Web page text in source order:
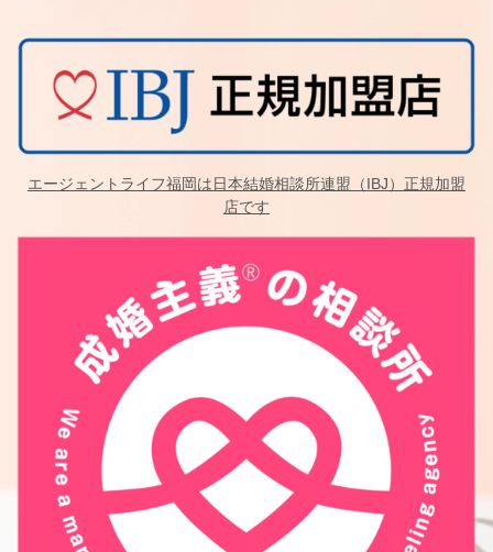
エージェントライフ福岡は日本結婚相談所連盟（IBJ）正規加盟
店です